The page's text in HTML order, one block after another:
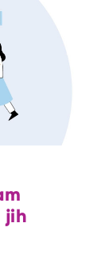
jih